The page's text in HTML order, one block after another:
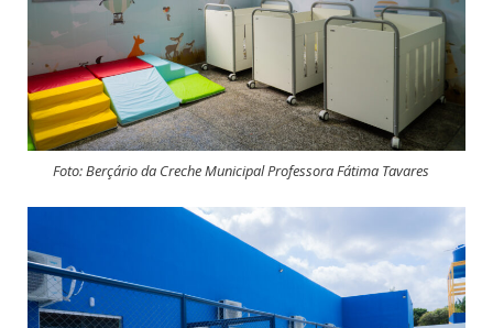
Foto: Berçário da Creche Municipal Professora Fátima Tavares